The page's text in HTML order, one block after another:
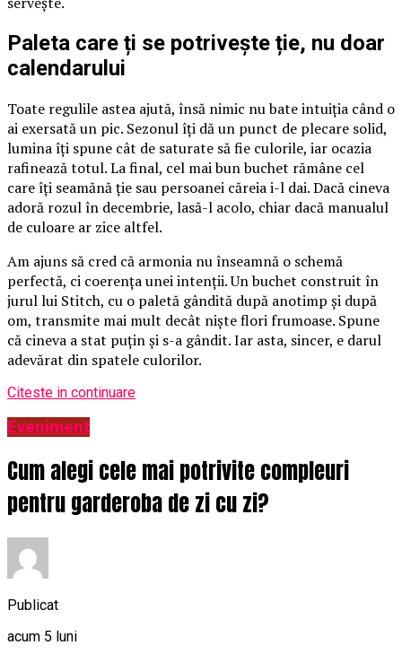
Paleta care ți se potrivește ție, nu doar
calendarului
Toate regulile astea ajută, însă nimic nu bate intuiția când o
ai exersată un pic. Sezonul îți dă un punct de plecare solid,
lumina îți spune cât de saturate să fie culorile, iar ocazia
rafinează totul. La final, cel mai bun buchet rămâne cel
care îți seamănă ție sau persoanei căreia i-l dai. Dacă cineva
adoră rozul în decembrie, lasă-l acolo, chiar dacă manualul
de culoare ar zice altfel.
Am ajuns să cred că armonia nu înseamnă o schemă
perfectă, ci coerența unei intenții. Un buchet construit în
jurul lui Stitch, cu o paletă gândită după anotimp și după
om, transmite mai mult decât niște flori frumoase. Spune
că cineva a stat puțin și s-a gândit. Iar asta, sincer, e darul
adevărat din spatele culorilor.
Citeste in continuare
Eveniment
Cum alegi cele mai potrivite compleuri
pentru garderoba de zi cu zi?
Publicat
acum 5 luni